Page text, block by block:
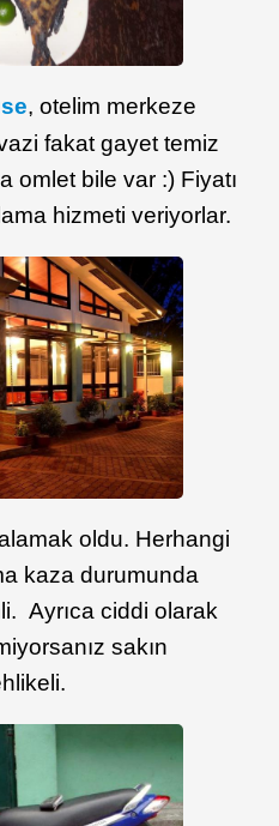
, otelim merkeze
fakat gayet temiz
omlet bile var :) Fiyatı
hizmeti veriyorlar.
oldu. Herhangi
kaza durumunda
Ayrıca ciddi olarak
sakın